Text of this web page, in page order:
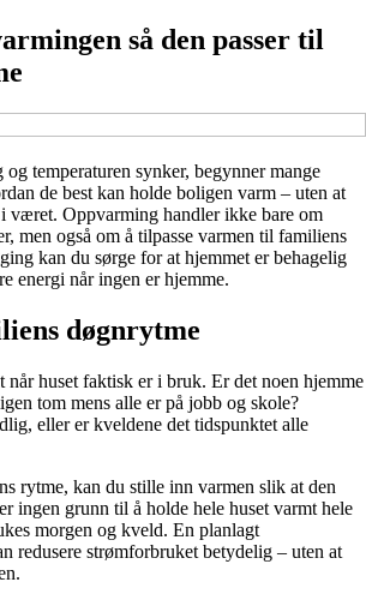
så den passer til
temperaturen synker, begynner mange
de best kan holde boligen varm – uten at
været. Oppvarming handler ikke bare om
men også om å tilpasse varmen til familiens
kan du sørge for at hjemmet er behagelig
energi når ingen er hjemme.
døgnrytme
når huset faktisk er i bruk. Er det noen hjemme
tom mens alle er på jobb og skole?
eller er kveldene det tidspunktet alle
rytme, kan du stille inn varmen slik at den
ingen grunn til å holde hele huset varmt hele
morgen og kveld. En planlagt
redusere strømforbruket betydelig – uten at